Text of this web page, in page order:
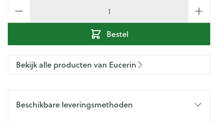
Bestel
Bekijk alle producten van Eucerin
Beschikbare leveringsmethoden